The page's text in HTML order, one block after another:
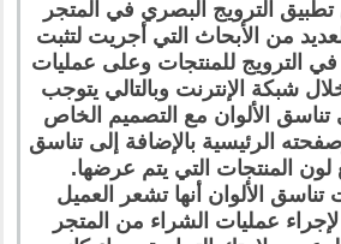
الترويج البصري في المتجر
من الأبحاث التي أجريت لتثبت
في الترويج للمنتجات وعلى عمليات
شبكة الإنترنت وبالتالي يتوجب
الألوان مع التصميم الخاص
الرئيسية بالإضافة إلى تناسق
لون المنتجات التي يتم عرضها.
الألوان أنها تشعر العميل
عمليات الشراء من المتجر